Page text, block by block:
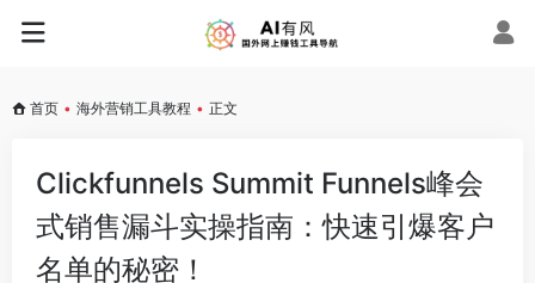
首页 • 海外营销工具教程 • 正文
Clickfunnels Summit Funnels峰会
式销售漏斗实操指南：快速引爆客户
名单的秘密！